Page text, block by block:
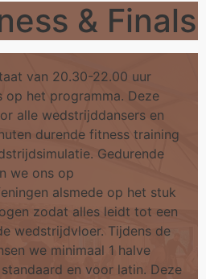
& Finals
van 20.30-22.00 uur
op het programma. Deze
alle wedstrijddansers en
durende fitness training
Gedurende
we ons op
alsmede op het stuk
zodat alles leidt tot een
wedstrijdvloer. Tijdens de
we minimaal 1 halve
en voor latin. Deze